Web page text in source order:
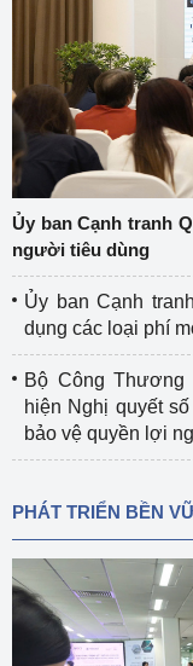
Ủy ban Cạnh tranh
người tiêu dùng
Ủy ban Cạnh
dụng các loại phí
Bộ Công
hiện Nghị quyết
bảo vệ quyền lợi
PHÁT TRIỂN BỀN